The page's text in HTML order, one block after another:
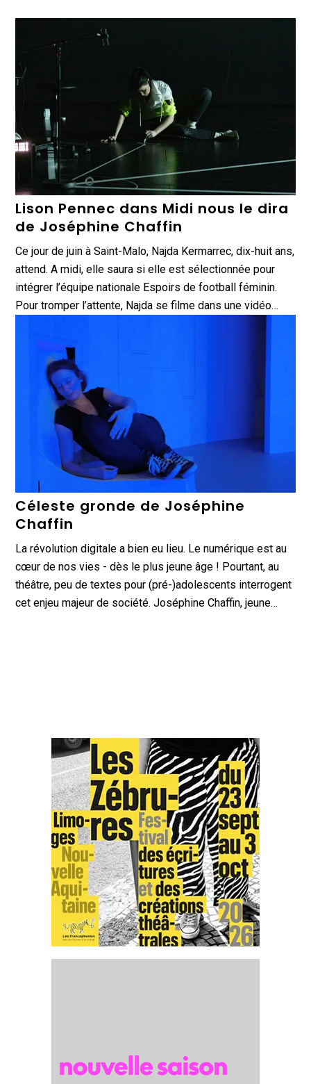
Lison Pennec dans Midi nous le dira
de Joséphine Chaffin
Ce jour de juin à Saint-Malo, Najda Kermarrec, dix-huit ans,
attend. A midi, elle saura si elle est sélectionnée pour
intégrer l’équipe nationale Espoirs de football féminin.
Pour tromper l’attente, Najda se filme dans une vidéo…
Céleste gronde de Joséphine
Chaffin
La révolution digitale a bien eu lieu. Le numérique est au
cœur de nos vies - dès le plus jeune âge ! Pourtant, au
théâtre, peu de textes pour (pré-)adolescents interrogent
cet enjeu majeur de société. Joséphine Chaffin, jeune…